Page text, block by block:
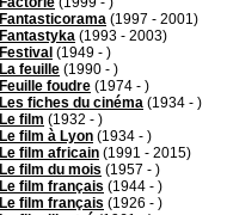
Fantasticorama (1997 - 2001)
Fantastyka (1993 - 2003)
Festival (1949 - )
La feuille (1990 - )
Feuille foudre (1974 - )
Les fiches du cinéma (1934 - )
Le film (1932 - )
Le film à Lyon (1934 - )
Le film africain (1991 - 2015)
Le film du mois (1957 - )
Le film français (1944 - )
Le film français (1926 - )